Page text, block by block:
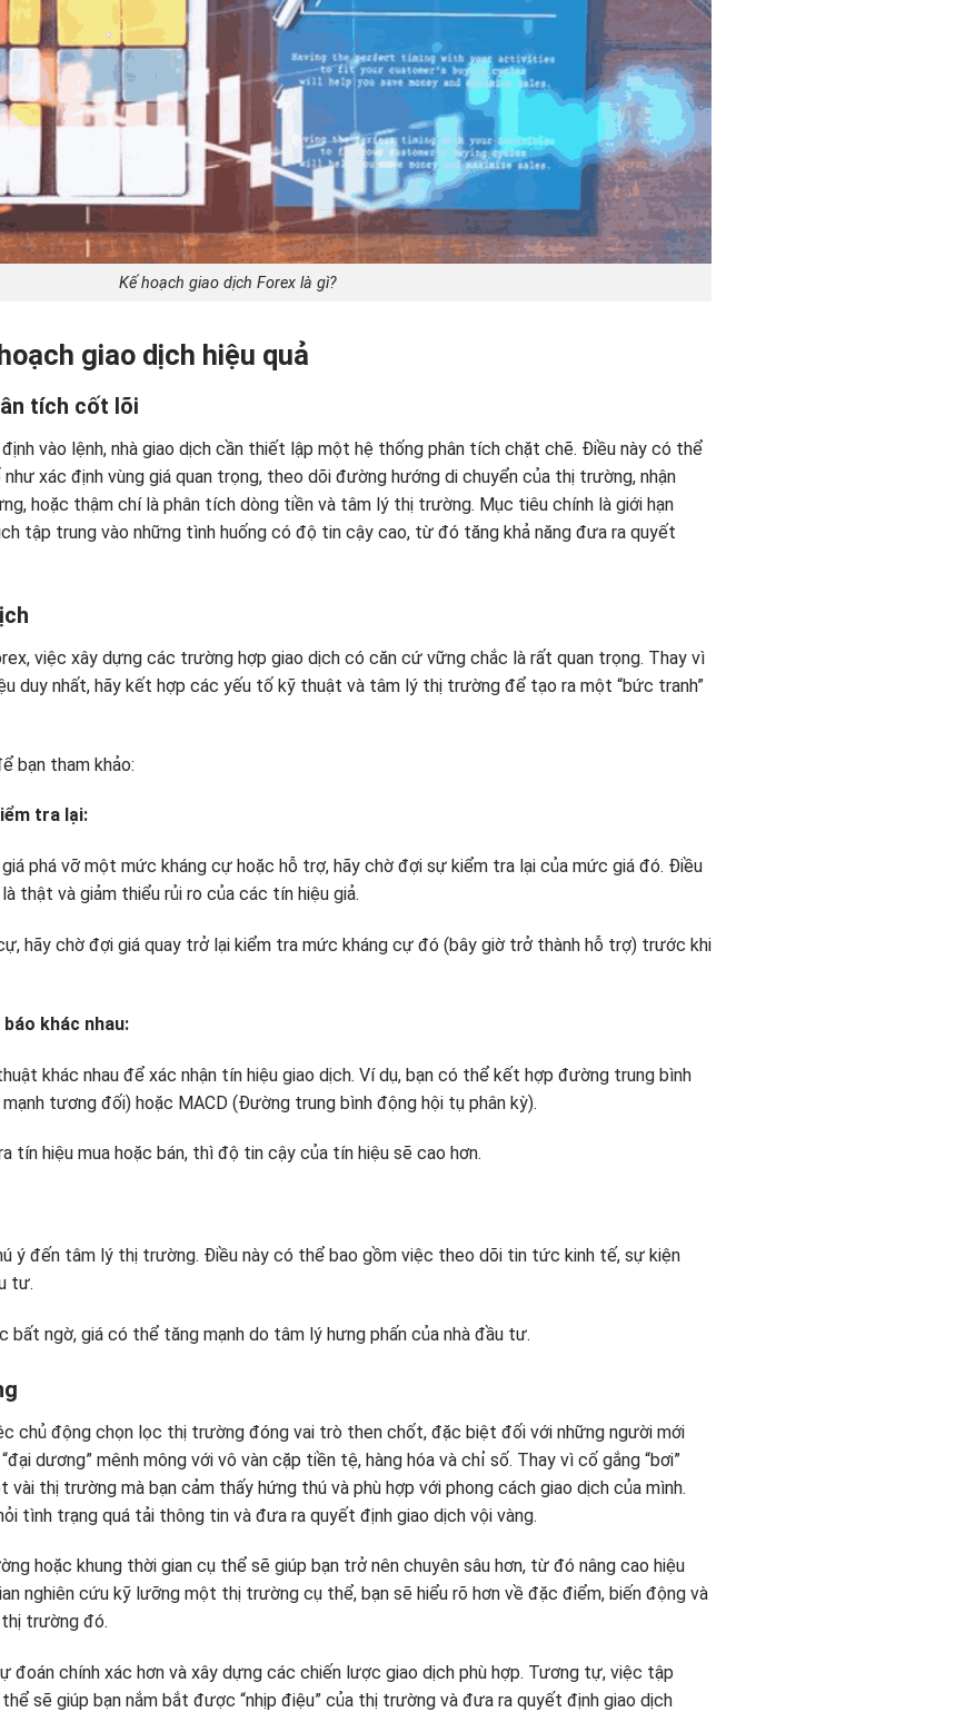
Kế hoạch giao dịch Forex là gì?
giao dịch hiệu quả
tích cốt lõi
vào lệnh, nhà giao dịch cần thiết lập một hệ thống phân tích chặt chẽ. Điều này có thể
xác định vùng giá quan trọng, theo dõi đường hướng di chuyển của thị trường, nhận
hoặc thậm chí là phân tích dòng tiền và tâm lý thị trường. Mục tiêu chính là giới hạn
tập trung vào những tình huống có độ tin cậy cao, từ đó tăng khả năng đưa ra quyết
việc xây dựng các trường hợp giao dịch có căn cứ vững chắc là rất quan trọng. Thay vì
duy nhất, hãy kết hợp các yếu tố kỹ thuật và tâm lý thị trường để tạo ra một “bức tranh”
bạn tham khảo:
tra lại:
phá vỡ một mức kháng cự hoặc hỗ trợ, hãy chờ đợi sự kiểm tra lại của mức giá đó. Điều
thật và giảm thiểu rủi ro của các tín hiệu giả.
hãy chờ đợi giá quay trở lại kiểm tra mức kháng cự đó (bây giờ trở thành hỗ trợ) trước khi
khác nhau:
khác nhau để xác nhận tín hiệu giao dịch. Ví dụ, bạn có thể kết hợp đường trung bình
tương đối) hoặc MACD (Đường trung bình động hội tụ phân kỳ).
tín hiệu mua hoặc bán, thì độ tin cậy của tín hiệu sẽ cao hơn.
ý đến tâm lý thị trường. Điều này có thể bao gồm việc theo dõi tin tức kinh tế, sự kiện
tư.
ngờ, giá có thể tăng mạnh do tâm lý hưng phấn của nhà đầu tư.
chủ động chọn lọc thị trường đóng vai trò then chốt, đặc biệt đối với những người mới
dương” mênh mông với vô vàn cặp tiền tệ, hàng hóa và chỉ số. Thay vì cố gắng “bơi”
thị trường mà bạn cảm thấy hứng thú và phù hợp với phong cách giao dịch của mình.
tình trạng quá tải thông tin và đưa ra quyết định giao dịch vội vàng.
hoặc khung thời gian cụ thể sẽ giúp bạn trở nên chuyên sâu hơn, từ đó nâng cao hiệu
nghiên cứu kỹ lưỡng một thị trường cụ thể, bạn sẽ hiểu rõ hơn về đặc điểm, biến động và
trường đó.
đoán chính xác hơn và xây dựng các chiến lược giao dịch phù hợp. Tương tự, việc tập
sẽ giúp bạn nắm bắt được “nhịp điệu” của thị trường và đưa ra quyết định giao dịch